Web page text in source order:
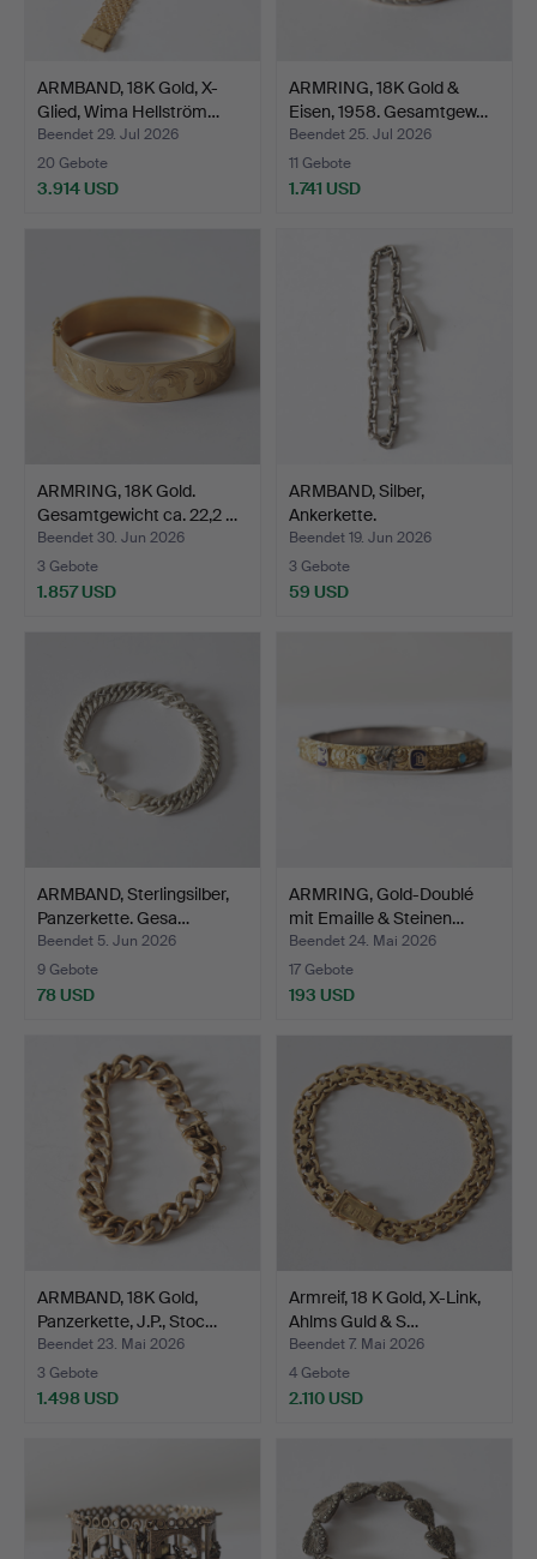
ARMBAND, 18K Gold, X-
Glied, Wima Hellström…
Beendet 29. Jul 2026
20 Gebote
3.914 USD
ARMRING, 18K Gold &
Eisen, 1958. Gesamtgew…
Beendet 25. Jul 2026
11 Gebote
1.741 USD
ARMRING, 18K Gold.
Gesamtgewicht ca. 22,2 …
Beendet 30. Jun 2026
3 Gebote
1.857 USD
ARMBAND, Silber,
Ankerkette.
Gesamtgewicht…
Beendet 19. Jun 2026
3 Gebote
59 USD
ARMBAND, Sterlingsilber,
Panzerkette. Gesa…
Beendet 5. Jun 2026
9 Gebote
78 USD
ARMRING, Gold-Doublé
mit Emaille & Steinen…
Beendet 24. Mai 2026
17 Gebote
193 USD
ARMBAND, 18K Gold,
Panzerkette, J.P., Stoc…
Beendet 23. Mai 2026
3 Gebote
1.498 USD
Armreif, 18 K Gold, X-Link,
Ahlms Guld & S…
Beendet 7. Mai 2026
4 Gebote
2.110 USD